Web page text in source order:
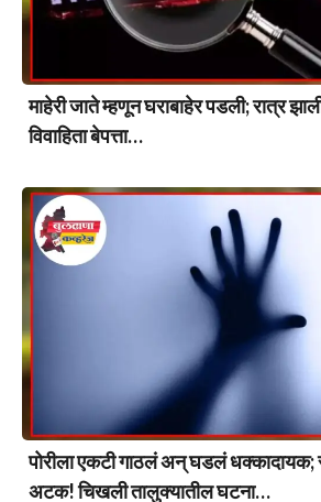
माहेरी जाते म्हणून घराबाहेर पडली; रात्र
विवाहिता बेपत्ता…
पोरीला एकटी गाठलं अन् घडलं धक्कादायक;
अटक! चिखली तालुक्यातील घटना…